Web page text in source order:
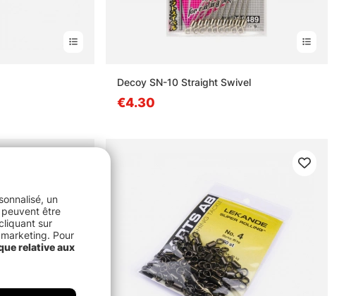
Decoy SN-10 Straight Swivel
€4.30
un
être
sur
Pour
relative aux